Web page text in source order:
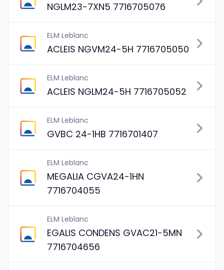
NGLM23-7XN5 7716705076
ELM Leblanc
ACLEIS NGVM24-5H 7716705050
ELM Leblanc
ACLEIS NGLM24-5H 7716705052
ELM Leblanc
GVBC 24-1HB 7716701407
ELM Leblanc
MEGALIA CGVA24-1HN
7716704055
ELM Leblanc
EGALIS CONDENS GVAC21-5MN
7716704656